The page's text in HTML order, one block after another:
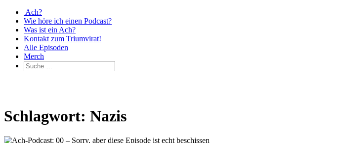
Ach?
Wie höre ich einen Podcast?
Was ist ein Ach?
Kontakt zum Triumvirat!
Alle Episoden
Merch
Schlagwort: Nazis